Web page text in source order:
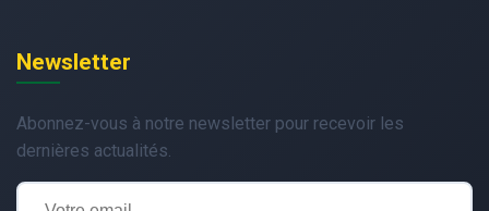
Newsletter
Abonnez-vous à notre newsletter pour recevoir les
dernières actualités.